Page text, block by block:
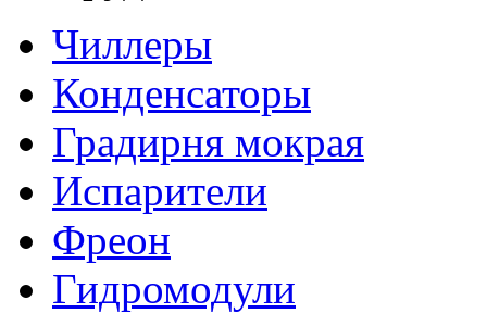
Чиллеры
Конденсаторы
Градирня мокрая
Испарители
Фреон
Гидромодули